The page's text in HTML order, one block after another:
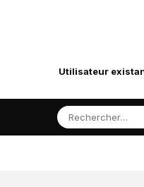
Utilisateur